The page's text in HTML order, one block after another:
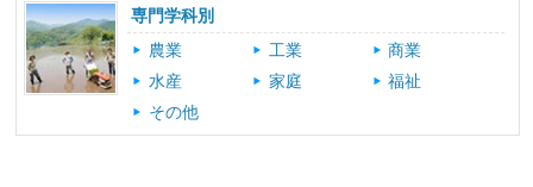
専門学科別
農業
工業
商業
水産
家庭
福祉
その他